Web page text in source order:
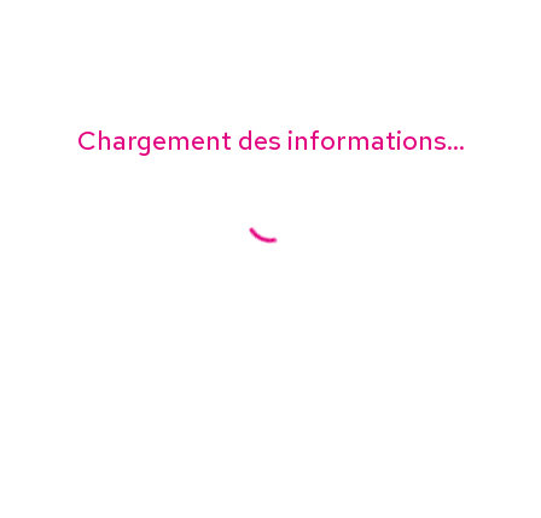
Chargement des informations...